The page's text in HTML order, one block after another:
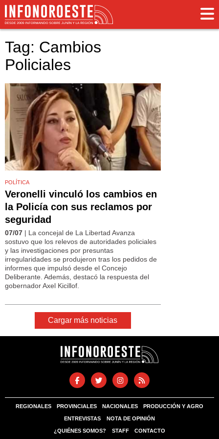
Tag: Cambios
Policiales
POLÍTICA
Veronelli vinculó los cambios en
la Policía con sus reclamos por
seguridad
07/07 | La concejal de La Libertad Avanza
sostuvo que los relevos de autoridades policiales
y las investigaciones por presuntas
irregularidades se produjeron tras los pedidos de
informes que impulsó desde el Concejo
Deliberante. Además, destacó la respuesta del
gobernador Axel Kicillof.
Cargar más noticias
REGIONALES PROVINCIALES NACIONALES PRODUCCIÓN Y AGRO
ENTREVISTAS NOTA DE OPINIÓN
¿QUIÉNES SOMOS? STAFF CONTACTO